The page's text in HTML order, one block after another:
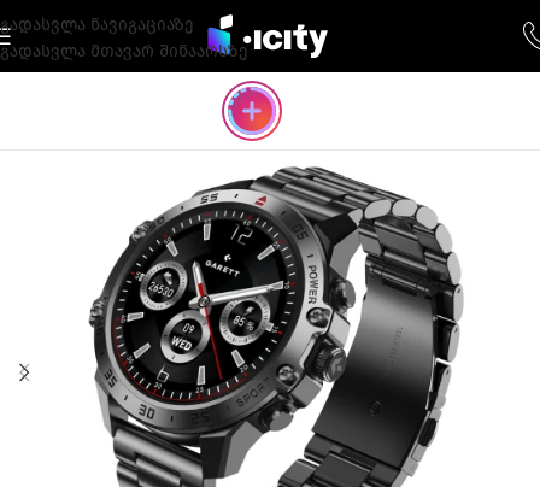
გადასვლა ნავიგაციაზე
გადასვლა მთავარ შინაარსზე